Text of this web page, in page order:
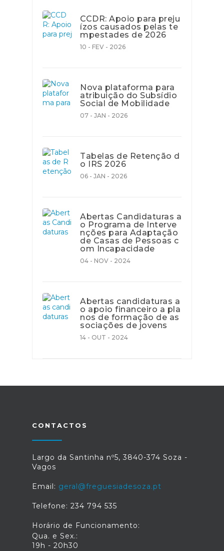
CCDR: Apoio para preju
ízos causados pelas te
mpestades de 2026
10 - FEV - 2026
Nova plataforma para
atribuição do Subsídio
Social de Mobilidade
07 - JAN - 2026
Tabelas de Retenção d
o IRS 2026
06 - JAN - 2026
Abertas Candidaturas a
o Programa de Interve
nções para Adaptação
de Casas de Pessoas c
om Incapacidade
04 - NOV - 2024
Abertas candidaturas a
o apoio financeiro a pla
nos de formação de as
sociações de jovens
14 - OUT - 2024
CONTACTOS
Largo da Santinha nº5, 3840-374 Soza -
Vagos
Email: geral@freguesiadesoza.pt
Telefone: 234 794 535
Horário de Funcionamento:
Qua. e Sex.:
19h - 20h30